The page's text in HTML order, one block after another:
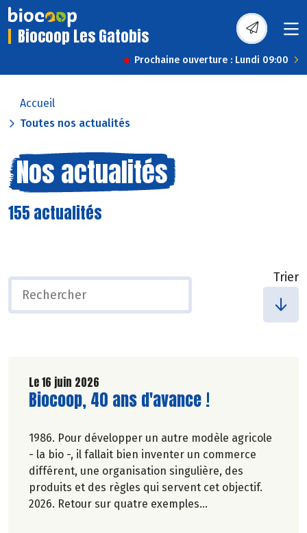
Biocoop Les Gatobis
Prochaine ouverture : Lundi 09:00
Accueil
Toutes nos actualités
Nos actualités
155 actualités
Trier
Le 16 juin 2026
Lire la suite de l'article
Biocoop, 40 ans d'avance !
1986. Pour développer un autre modèle agricole
- la bio -, il fallait bien inventer un commerce
différent, une organisation singulière, des
produits et des règles qui servent cet objectif.
2026. Retour sur quatre exemples